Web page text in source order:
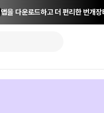
앱을 다운로드하고 더 편리한 번개